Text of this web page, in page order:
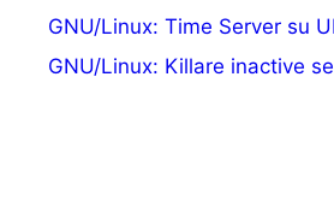
GNU/Linux: Time Server su
GNU/Linux: Killare inactive